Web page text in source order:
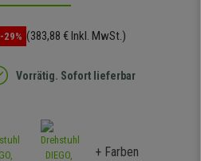
-29% (383,88 € Inkl. MwSt.)
Vorrätig. Sofort lieferbar
+ Farben